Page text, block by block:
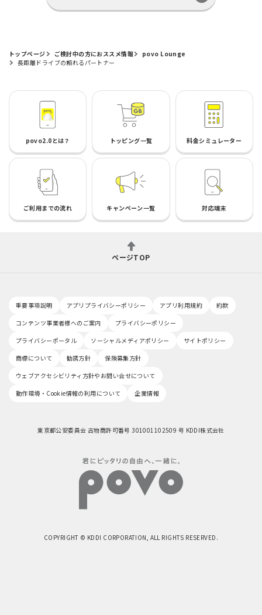
トップページ ご検討中の方におススメ情報
povo Lounge
長距離ドライブの頼れるパートナー
povo2.0とは？ トッピング一覧 料金シミュレーター
ご利用までの流れ キャンペーン一覧 対応端末
ページTOP
重要事項説明 アプリプライバシーポリシー アプリ利用規約
約款
コンテンツ事業者様へのご案内
プライバシーポリシー
プライバシーポータル
ソーシャルメディアポリシー
サイトポリシー
商標について
勧誘方針
保険募集方針
ウェブアクセシビリティ方針やお問い合せについて
動作環境・Cookie情報の利用について
企業情報
東京都公安委員会 古物商許可番号 301001102509 号 KDDI株式会社
COPYRIGHT © KDDI CORPORATION, ALL RIGHTS RESERVED.